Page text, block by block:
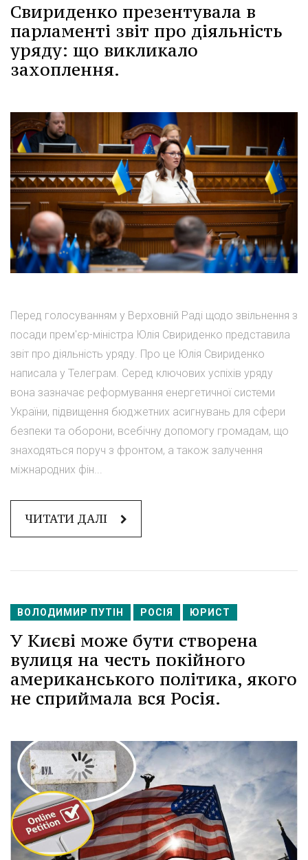
Свириденко презентувала в
парламенті звіт про діяльність
уряду: що викликало
захоплення.
Перед голосуванням у Верховній Раді щодо звільнення з
посади прем'єр-міністра Юлія Свириденко представила
звіт про діяльність уряду. Про це Юлія Свириденко
написала у Телеграм. Серед ключових успіхів уряду
вона зазначає реформування енергетичної системи
України, підвищення бюджетних асигнувань для сфери
безпеки та оборони, всебічну допомогу громадам, що
знаходяться поруч з фронтом, а також залучення
міжнародних фін...
ЧИТАТИ ДАЛІ
ВОЛОДИМИР ПУТІН РОСІЯ ЮРИСТ
У Києві може бути створена
вулиця на честь покійного
американського політика, якого
не сприймала вся Росія.